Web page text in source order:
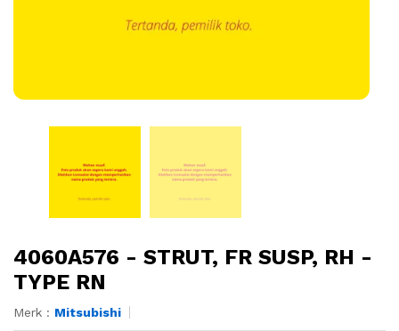
4060A576 - STRUT, FR SUSP, RH -
TYPE RN
Merk : Mitsubishi